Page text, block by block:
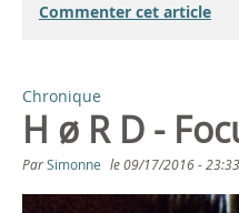
Commenter cet article
Chronique
H ø R D -
ParSimonne le09/17/2016 - 23:33